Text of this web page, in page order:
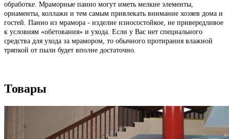
обработке. Мраморные панно могут иметь мелкие элементы,
орнаменты, коллажи и тем самым привлекать внимание хозяев дома и
гостей. Панно из мрамора - изделие износостойкое, не привередливое
к условиям «обетования» и ухода. Если у Вас нет специального
средства для ухода за мрамором, то обычного протирания влажной
тряпкой от пыли будет вполне достаточно.
Товары